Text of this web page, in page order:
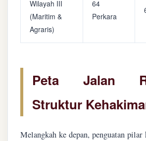
Wilayah III
(Maritim &
Agraris)
64
Perkara
Peta Jalan
Struktur
Melangkah ke depan, penguatan pilar